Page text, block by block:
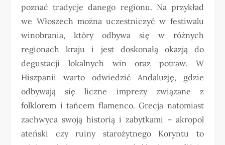
poznać tradycje danego regionu. Na przykład
we Włoszech można uczestniczyć w festiwalu
winobrania, który odbywa się w różnych
regionach kraju i jest doskonałą okazją do
degustacji lokalnych win oraz potraw. W
Hiszpanii warto odwiedzić Andaluzję, gdzie
odbywają się liczne imprezy związane z
folklorem i tańcem flamenco. Grecja natomiast
zachwyca swoją historią i zabytkami – akropol
ateński czy ruiny starożytnego Koryntu to